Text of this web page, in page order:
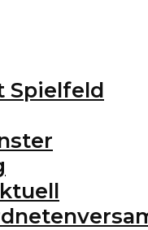
Spielfeld